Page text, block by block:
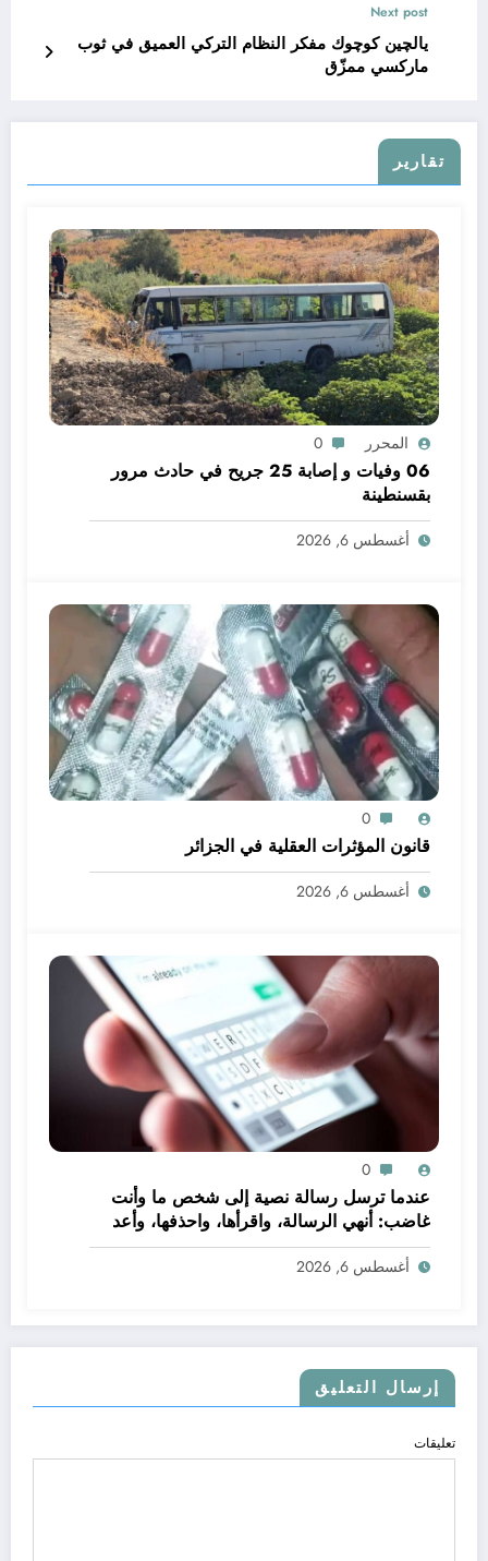
Next post
يالچين كوچوك مفكر النظام التركي العميق في ثوب
ماركسي ممزّق
تقارير
المحرر 0
06 وفيات و إصابة 25 جريح في حادث مرور
بقسنطينة
أغسطس 6, 2026
0
قانون المؤثرات العقلية في الجزائر
أغسطس 6, 2026
0
عندما ترسل رسالة نصية إلى شخص ما وأنت
غاضب: أنهي الرسالة، واقرأها، واحذفها، وأعد
كتابة الرسالة
أغسطس 6, 2026
إرسال التعليق
تعليقات